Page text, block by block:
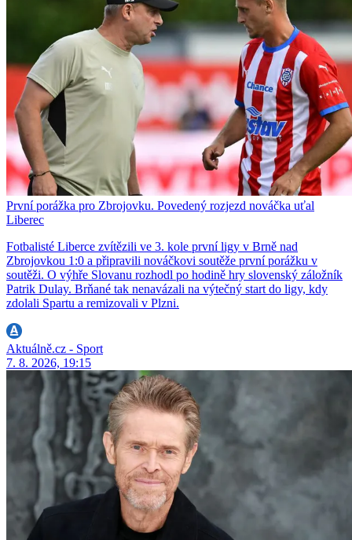
První porážka pro Zbrojovku. Povedený rozjezd nováčka uťal
Liberec
Fotbalisté Liberce zvítězili ve 3. kole první ligy v Brně nad
Zbrojovkou 1:0 a připravili nováčkovi soutěže první porážku v
soutěži. O výhře Slovanu rozhodl po hodině hry slovenský záložník
Patrik Dulay. Brňané tak nenavázali na výtečný start do ligy, kdy
zdolali Spartu a remizovali v Plzni.
Aktuálně.cz - Sport
7. 8. 2026, 19:15